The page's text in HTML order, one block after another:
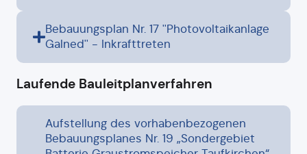
Bebauungsplan Nr. 17 ''Photovoltaikanlage
Galned'' - Inkrafttreten
Laufende Bauleitplanverfahren
Aufstellung des vorhabenbezogenen
Bebauungsplanes Nr. 19 „Sondergebiet